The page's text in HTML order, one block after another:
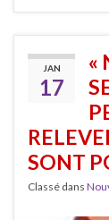
JAN
17
«
SONT
Classé dans